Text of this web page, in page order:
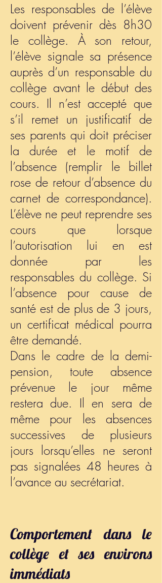
Les responsables de l’élève
doivent prévenir dès 8h30
le collège. À son retour,
l’élève signale sa présence
auprès d’un responsable du
collège avant le début des
cours. Il n’est accepté que
s’il remet un justificatif de
ses parents qui doit préciser
la durée et le motif de
l’absence (remplir le billet
rose de retour d’absence du
carnet de correspondance).
L’élève ne peut reprendre ses
cours que lorsque
l’autorisation lui en est
donnée par les
responsables du collège. Si
l’absence pour cause de
santé est de plus de 3 jours,
un certificat médical pourra
être demandé.
Dans le cadre de la demi-
pension, toute absence
prévenue le jour même
restera due. Il en sera de
même pour les absences
successives de plusieurs
jours lorsqu’elles ne seront
pas signalées 48 heures à
l’avance au secrétariat.
Comportement dans le
collège et ses environs
immédiats